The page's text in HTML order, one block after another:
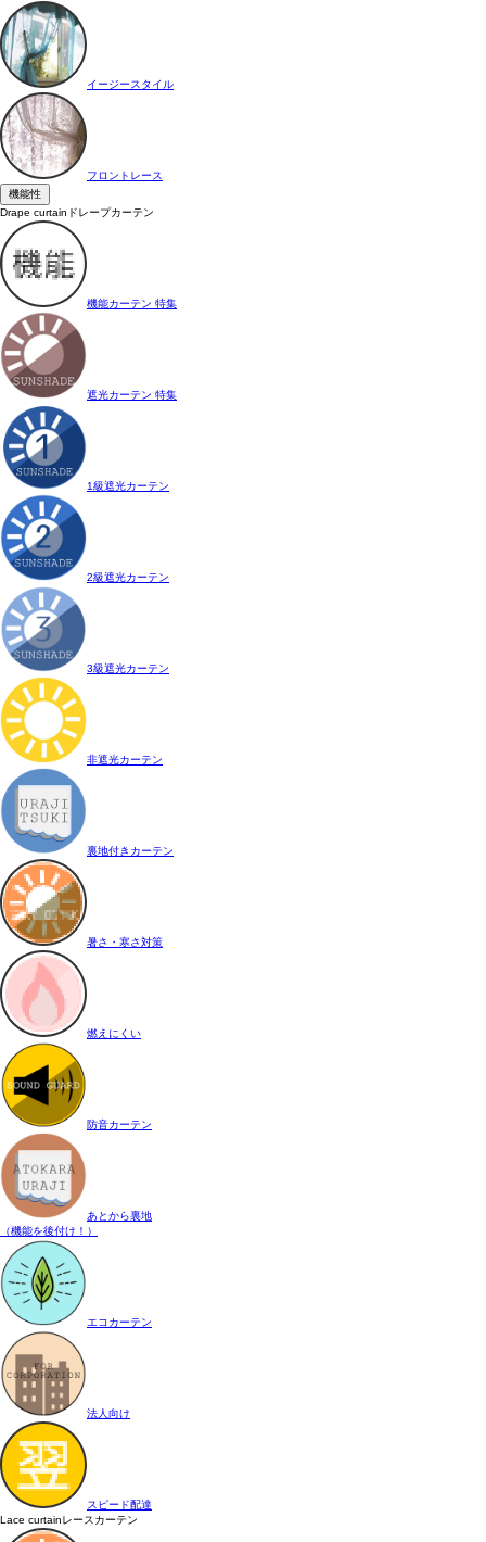
イージースタイル
フロントレース
機能性
Drape curtain ドレープカーテン
機能カーテン 特集
遮光カーテン 特集
1級遮光カーテン
2級遮光カーテン
3級遮光カーテン
非遮光カーテン
裏地付きカーテン
暑さ・寒さ対策
燃えにくい
防音カーテン
あとから裏地
（機能を後付け！）
エコカーテン
法人向け
スピード配達
Lace curtainレースカーテン